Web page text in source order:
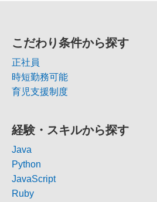
こだわり条件から探す
正社員
時短勤務可能
育児支援制度
経験・スキルから探す
Java
Python
JavaScript
Ruby